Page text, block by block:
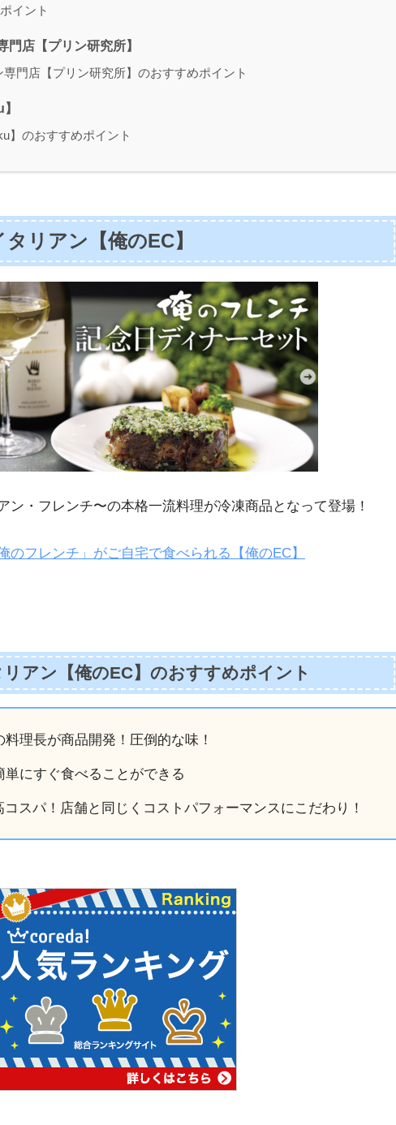
イント
店【プリン研究所】
門店【プリン研究所】のおすすめポイント
】のおすすめポイント
リアン【俺のEC】
ン・フレンチ〜の本格一流料理が冷凍商品となって登場！
のフレンチ」がご自宅で食べられる【俺のEC】
アン【俺のEC】のおすすめポイント
理長が商品開発！圧倒的な味！
にすぐ食べることができる
スパ！店舗と同じくコストパフォーマンスにこだわり！